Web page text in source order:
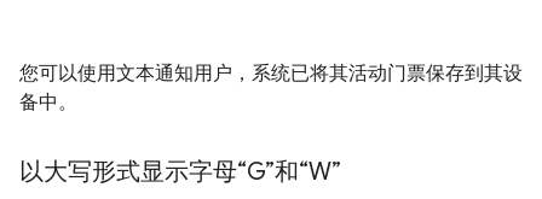
您可以使用文本通知用户，系统已将其活动门票保存到其设
备中。
以大写形式显示字母“G”和“W”